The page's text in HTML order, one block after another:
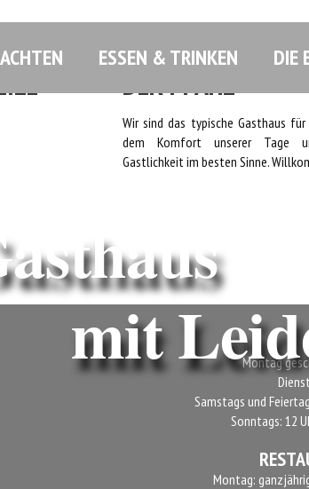
ESSEN & TRINKEN DIE
WER WIR SIND
DER PFAHL
Wir sind das typische Gasthaus
dem Komfort unserer Tage
Gastlichkeit im besten Sinne.
Montag
Samstags und
Sonntags: 12
Montag: